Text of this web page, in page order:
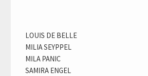
LOUIS DE BELLE
MILIA SEYPPEL
MILA PANIC
SAMIRA ENGEL